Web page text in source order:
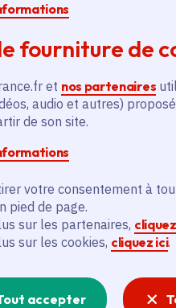
fourniture de
et nos partenaires
audio et autres)
de son site.
votre consentement à
pied de page.
sur les partenaires,
sur les cookies, cliquez ici.
accepter
sur le bouton «
remontez aussitôt
Vous pouvez alors
publique ou non,
d'emploi au siège de la
nos agents
technique ?
technique,